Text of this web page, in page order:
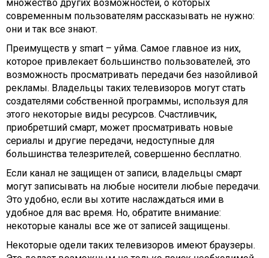
множество других возможностей, о которых
современным пользователям рассказывать не нужно:
они и так все знают.
Преимуществ у smart – уйма. Самое главное из них,
которое привлекает большинство пользователей, это
возможность просматривать передачи без назойливой
рекламы. Владельцы таких телевизоров могут стать
создателями собственной программы, используя для
этого некоторые виды ресурсов. Счастливчик,
приобретший смарт, может просматривать новые
сериалы и другие передачи, недоступные для
большинства телезрителей, совершенно бесплатно.
Если канал не защищен от записи, владельцы смарт
могут записывать на любые носители любые передачи.
Это удобно, если вы хотите наслаждаться ими в
удобное для вас время. Но, обратите внимание:
некоторые каналы все же от записей защищены.
Некоторые одели таких телевизоров имеют браузеры.